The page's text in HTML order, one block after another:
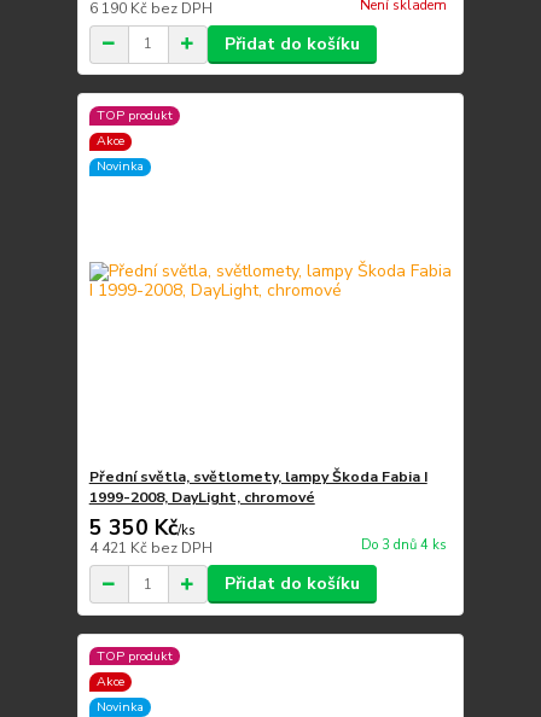
6 190 Kč bez DPH Není skladem
Přidat do košíku
TOP produkt
Akce
Novinka
Přední světla, světlomety, lampy Škoda Fabia I
1999-2008, DayLight, chromové
5 350 Kč/ks
4 421 Kč bez DPH Do 3 dnů 4 ks
Přidat do košíku
TOP produkt
Akce
Novinka